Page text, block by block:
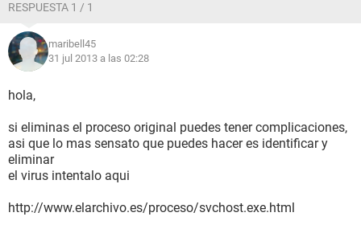
RESPUESTA 1 / 1
maribell45
31 jul 2013 a las 02:28
hola,
si eliminas el proceso original puedes tener complicaciones,
asi que lo mas sensato que puedes hacer es identificar y
eliminar
el virus intentalo aqui
http://www.elarchivo.es/proceso/svchost.exe.html